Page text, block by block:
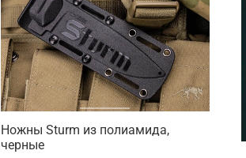
Ножны Sturm из полиамида,
черные